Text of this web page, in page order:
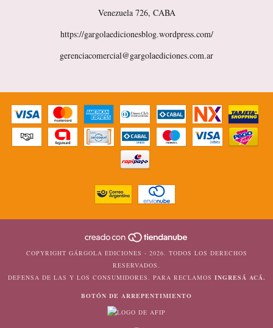
Venezuela 726, CABA
https://gargolaedicionesblog.wordpress.com/
gerenciacomercial@gargolaediciones.com.ar
COPYRIGHT GÁRGOLA EDICIONES - 2026. TODOS LOS DERECHOS
RESERVADOS.
DEFENSA DE LAS Y LOS CONSUMIDORES. PARA RECLAMOS INGRESÁ ACÁ.
BOTÓN DE ARREPENTIMIENTO